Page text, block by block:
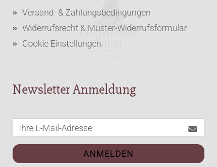
Versand- & Zahlungsbedingungen
Widerrufsrecht & Muster-Widerrufsformular
Cookie Einstellungen
Newsletter Anmeldung
ANMELDEN